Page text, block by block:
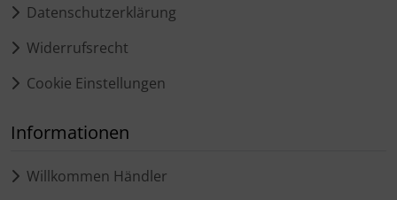
Datenschutzerklärung
Widerrufsrecht
Cookie Einstellungen
Informationen
Willkommen Händler